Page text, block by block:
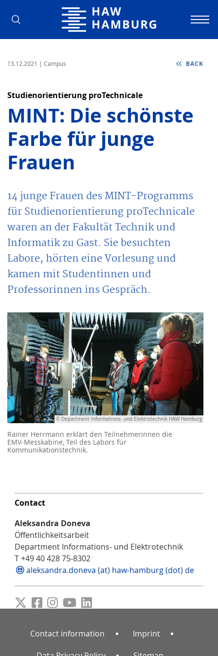
Hamburg University of Applied
13.12.2021 | Campus BACK
Studienorientierung proTechnicale
MINT: Die schönste
Farbe für junge
Frauen
14 junge Frauen des MINT-Programms
für Studienorientierung proTechnicale
waren an der Fakultät Technik und
Informatik zu Gast. Sie besuchten
Labore, hörten eine Vorlesung und
kamen mit Studentinnen und
Professorinnen ins Gespräch.
© Department Informations- und Elektrotechnik HAW Hamburg
Rainer Herrmann erklärt den Teilnehmerinnen die
EMV-Messkabine, Teil des Labors für
Kommunikationstechnik.
Contact
Aleksandra Doneva
Öffentlichkeitsarbeit
Department Informations- und Elektrotechnik
T +49 40 428 75-8302
aleksandra.doneva (at) haw-hamburg (dot) de
Contact information Imprint